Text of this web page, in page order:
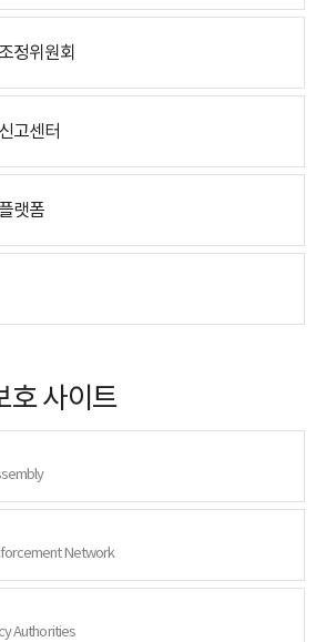
정위원회
고센터
랫폼
호 사이트
Network
Authorities